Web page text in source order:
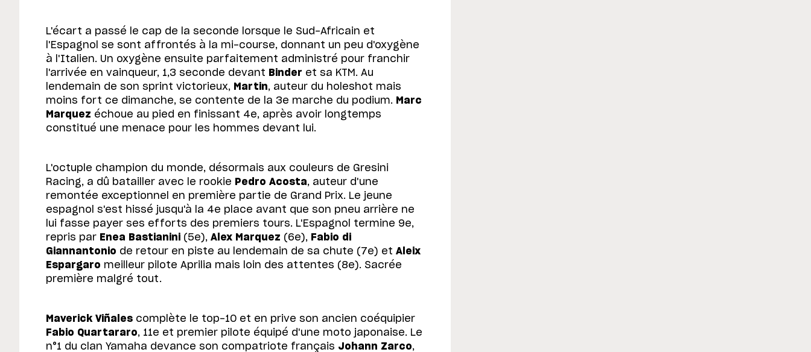
L'écart a passé le cap de la seconde lorsque le Sud-Africain et
l'Espagnol se sont affrontés à la mi-course, donnant un peu d'oxygène
à l'Italien. Un oxygène ensuite parfaitement administré pour franchir
l'arrivée en vainqueur, 1,3 seconde devant Binder et sa KTM. Au
lendemain de son sprint victorieux, Martin, auteur du holeshot mais
moins fort ce dimanche, se contente de la 3e marche du podium. Marc
Marquez échoue au pied en finissant 4e, après avoir longtemps
constitué une menace pour les hommes devant lui.
L'octuple champion du monde, désormais aux couleurs de Gresini
Racing, a dû batailler avec le rookie Pedro Acosta, auteur d'une
remontée exceptionnel en première partie de Grand Prix. Le jeune
espagnol s'est hissé jusqu'à la 4e place avant que son pneu arrière ne
lui fasse payer ses efforts des premiers tours. L'Espagnol termine 9e,
repris par Enea Bastianini (5e), Alex Marquez (6e), Fabio di
Giannantonio de retour en piste au lendemain de sa chute (7e) et Aleix
Espargaro meilleur pilote Aprilia mais loin des attentes (8e). Sacrée
première malgré tout.
Maverick Viñales complète le top-10 et en prive son ancien coéquipier
Fabio Quartararo, 11e et premier pilote équipé d'une moto japonaise. Le
n°1 du clan Yamaha devance son compatriote français Johann Zarco,